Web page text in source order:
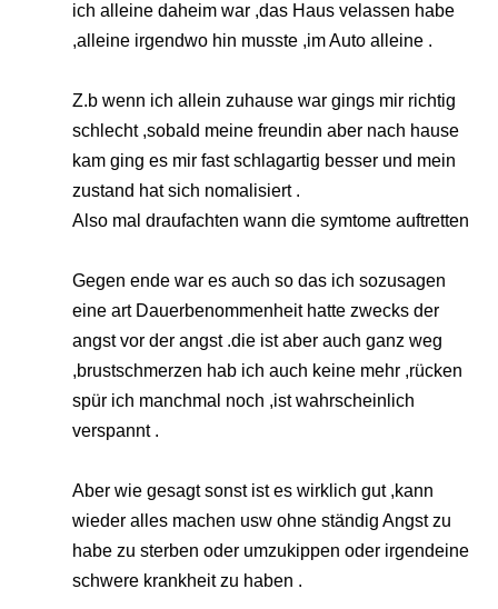
ich alleine daheim war ,das Haus velassen habe
,alleine irgendwo hin musste ,im Auto alleine .
Z.b wenn ich allein zuhause war gings mir richtig
schlecht ,sobald meine freundin aber nach hause
kam ging es mir fast schlagartig besser und mein
zustand hat sich nomalisiert .
Also mal draufachten wann die symtome auftretten
Gegen ende war es auch so das ich sozusagen
eine art Dauerbenommenheit hatte zwecks der
angst vor der angst .die ist aber auch ganz weg
,brustschmerzen hab ich auch keine mehr ,rücken
spür ich manchmal noch ,ist wahrscheinlich
verspannt .
Aber wie gesagt sonst ist es wirklich gut ,kann
wieder alles machen usw ohne ständig Angst zu
habe zu sterben oder umzukippen oder irgendeine
schwere krankheit zu haben .